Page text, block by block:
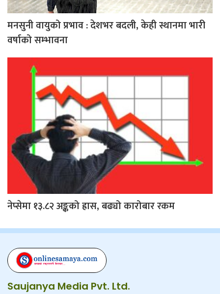
मनसुनी वायुको प्रभाव : देशभर बदली, केही स्थानमा भारी
वर्षाको सम्भावना
नेप्सेमा १३.८२ अङ्कको ह्रास, बढ्यो कारोबार रकम
Saujanya Media Pvt. Ltd.